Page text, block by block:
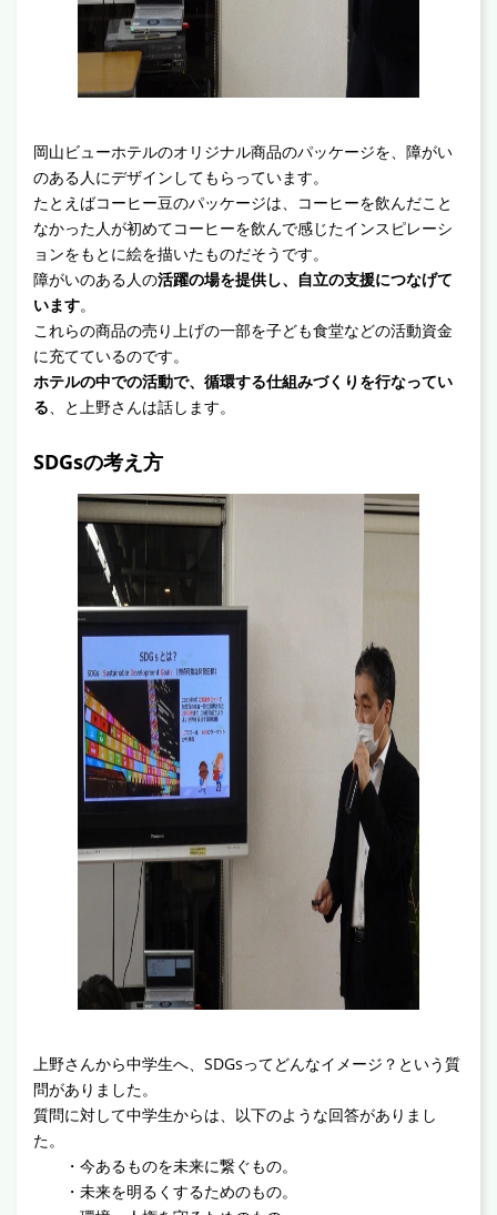
岡山ビューホテルのオリジナル商品のパッケージを、障がい
のある人にデザインしてもらっています。
たとえばコーヒー豆のパッケージは、コーヒーを飲んだこと
なかった人が初めてコーヒーを飲んで感じたインスピレーシ
ョンをもとに絵を描いたものだそうです。
障がいのある人の活躍の場を提供し、自立の支援につなげて
います。
これらの商品の売り上げの一部を子ども食堂などの活動資金
に充てているのです。
ホテルの中での活動で、循環する仕組みづくりを行なってい
る、と上野さんは話します。
SDGsの考え方
上野さんから中学生へ、SDGsってどんなイメージ？という質
問がありました。
質問に対して中学生からは、以下のような回答がありまし
た。
・今あるものを未来に繋ぐもの。
・未来を明るくするためのもの。